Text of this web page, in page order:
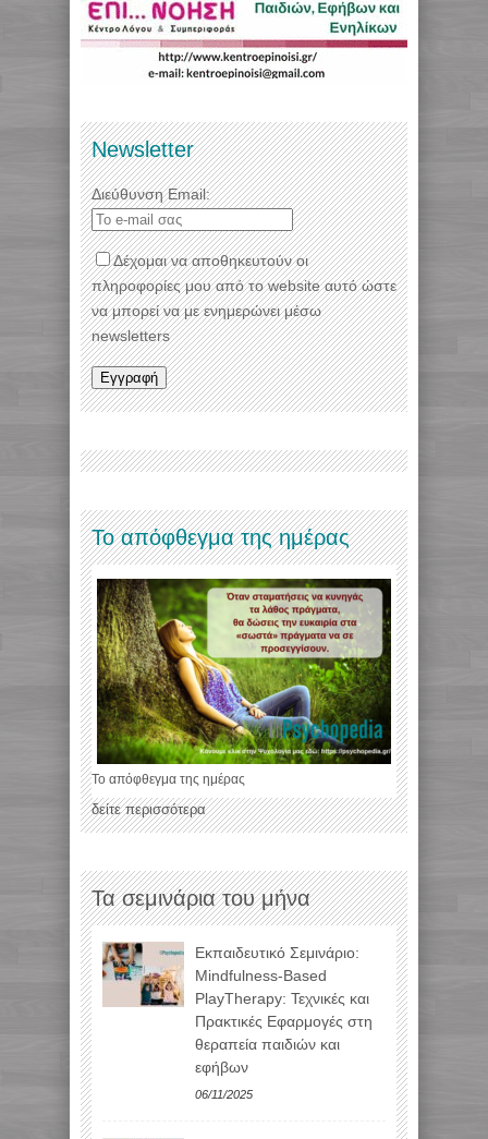
Newsletter
Διεύθυνση Email:
Δέχομαι να αποθηκευτούν οι
πληροφορίες μου από το website αυτό ώστε
να μπορεί να με ενημερώνει μέσω
newsletters
Το απόφθεγμα της ημέρας
Το απόφθεγμα της ημέρας
δείτε περισσότερα
Τα σεμινάρια του μήνα
Εκπαιδευτικό Σεμινάριο:
Mindfulness-Based
PlayTherapy: Τεχνικές και
Πρακτικές Εφαρμογές στη
θεραπεία παιδιών και
εφήβων
06/11/2025